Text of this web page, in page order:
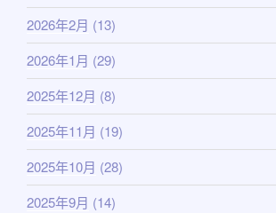
2026年2月 (13)
2026年1月 (29)
2025年12月 (8)
2025年11月 (19)
2025年10月 (28)
2025年9月 (14)